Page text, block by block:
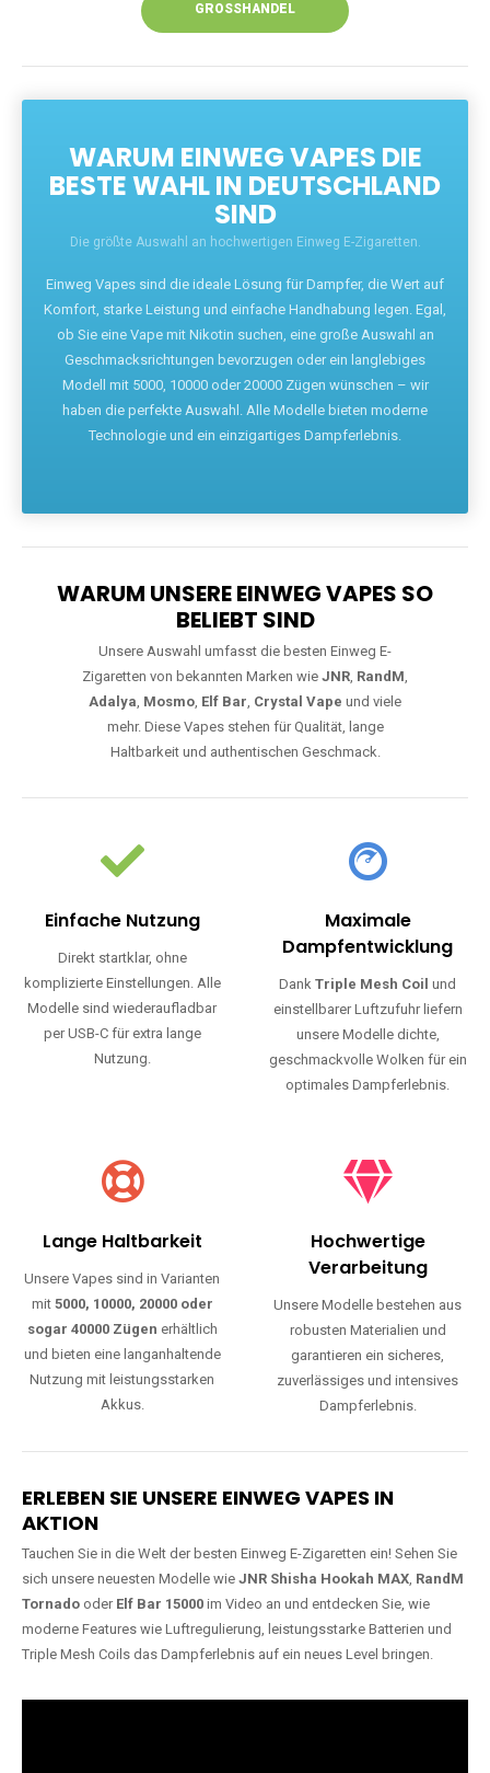
GROSSHANDEL
WARUM EINWEG VAPES DIE
BESTE WAHL IN DEUTSCHLAND
SIND
Die größte Auswahl an hochwertigen Einweg E-Zigaretten.
Einweg Vapes sind die ideale Lösung für Dampfer, die Wert auf
Komfort, starke Leistung und einfache Handhabung legen. Egal,
ob Sie eine Vape mit Nikotin suchen, eine große Auswahl an
Geschmacksrichtungen bevorzugen oder ein langlebiges
Modell mit 5000, 10000 oder 20000 Zügen wünschen – wir
haben die perfekte Auswahl. Alle Modelle bieten moderne
Technologie und ein einzigartiges Dampferlebnis.
WARUM UNSERE EINWEG VAPES SO
BELIEBT SIND
Unsere Auswahl umfasst die besten Einweg E-
Zigaretten von bekannten Marken wie JNR, RandM,
Adalya, Mosmo, Elf Bar, Crystal Vape und viele
mehr. Diese Vapes stehen für Qualität, lange
Haltbarkeit und authentischen Geschmack.
Einfache Nutzung
Direkt startklar, ohne
komplizierte Einstellungen. Alle
Modelle sind wiederaufladbar
per USB-C für extra lange
Nutzung.
Maximale
Dampfentwicklung
DankTriple Mesh Coil und
einstellbarer Luftzufuhr liefern
unsere Modelle dichte,
geschmackvolle Wolken für ein
optimales Dampferlebnis.
Lange Haltbarkeit
Unsere Vapes sind in Varianten
mit 5000, 10000, 20000 oder
sogar 40000 Zügen erhältlich
und bieten eine langanhaltende
Nutzung mit leistungsstarken
Akkus.
Hochwertige
Verarbeitung
Unsere Modelle bestehen aus
robusten Materialien und
garantieren ein sicheres,
zuverlässiges und intensives
Dampferlebnis.
ERLEBEN SIE UNSERE EINWEG VAPES IN
AKTION
Tauchen Sie in die Welt der besten Einweg E-Zigaretten ein! Sehen Sie
sich unsere neuesten Modelle wie JNR Shisha Hookah MAX, RandM
Tornado oder Elf Bar 15000 im Video an und entdecken Sie, wie
moderne Features wie Luftregulierung, leistungsstarke Batterien und
Triple Mesh Coils das Dampferlebnis auf ein neues Level bringen.